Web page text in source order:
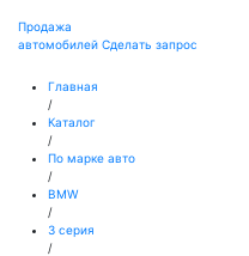
Продажа
автомобилей Сделать запрос
Главная
/
Каталог
/
По марке авто
/
BMW
/
3 серия
/